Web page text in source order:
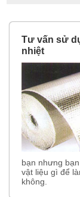
Tư vấn sử
nhiệt
bạn nhưng
vật liệu gì để
không.